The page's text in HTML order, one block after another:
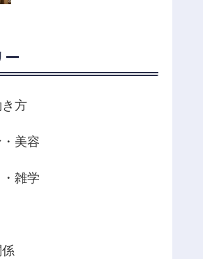
ー
方
美容
雑学